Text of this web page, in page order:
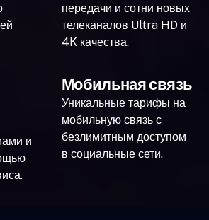
передачи и сотни новых
телеканалов Ultra HD и
4K качества.
и
Мобильная связь
Уникальные тарифы на
мобильную связь с
безлимитным доступом
в социальные сети.